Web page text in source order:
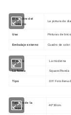
El nombre del
producto
La pintura de
Usa Pinturas de
Embalaje externo Cuadro de color
El estilo La moderna
La forma Square/Ronda
Tipo DIY Foto llena
Tamaño de la
imagen
40*30cm.